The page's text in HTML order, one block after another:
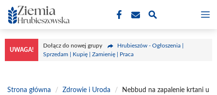
Przejdź
do
treści
UWAGA!
Dołącz do nowej grupy
Hrubieszów - Ogłoszenia |
Sprzedam | Kupię | Zamienię | Praca
Strona główna / Zdrowie i Uroda /
Nebbud na zapalenie krtani u